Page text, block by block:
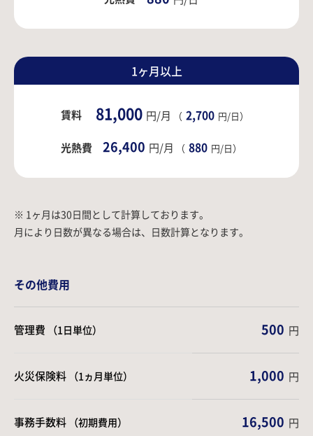
1ヶ月以上
賃料 81,000 円/月 （ 2,700 円/日）
光熱費 26,400 円/月 （ 880 円/日）
※ 1ヶ月は30日間として計算しております。
月により日数が異なる場合は、日数計算となります。
その他費用
管理費 （1日単位） 500 円
火災保険料 （1ヵ月単位） 1,000 円
事務手数料 （初期費用） 16,500 円